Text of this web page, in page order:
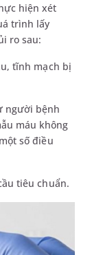
hiện xét
trình lấy
ro sau:
tĩnh mạch bị
người bệnh
máu không
số điều
tiêu chuẩn.